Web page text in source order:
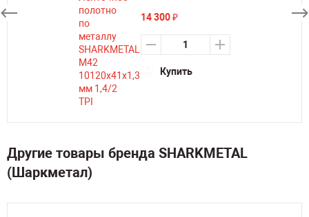
14 300₽
Купить
Другие товары бренда SHARKMETAL
(Шаркметал)